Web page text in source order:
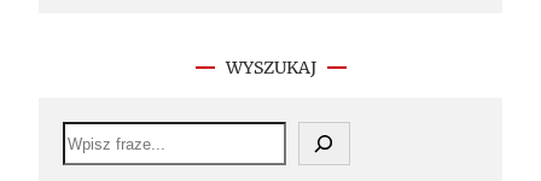
WYSZUKAJ
S
e
a